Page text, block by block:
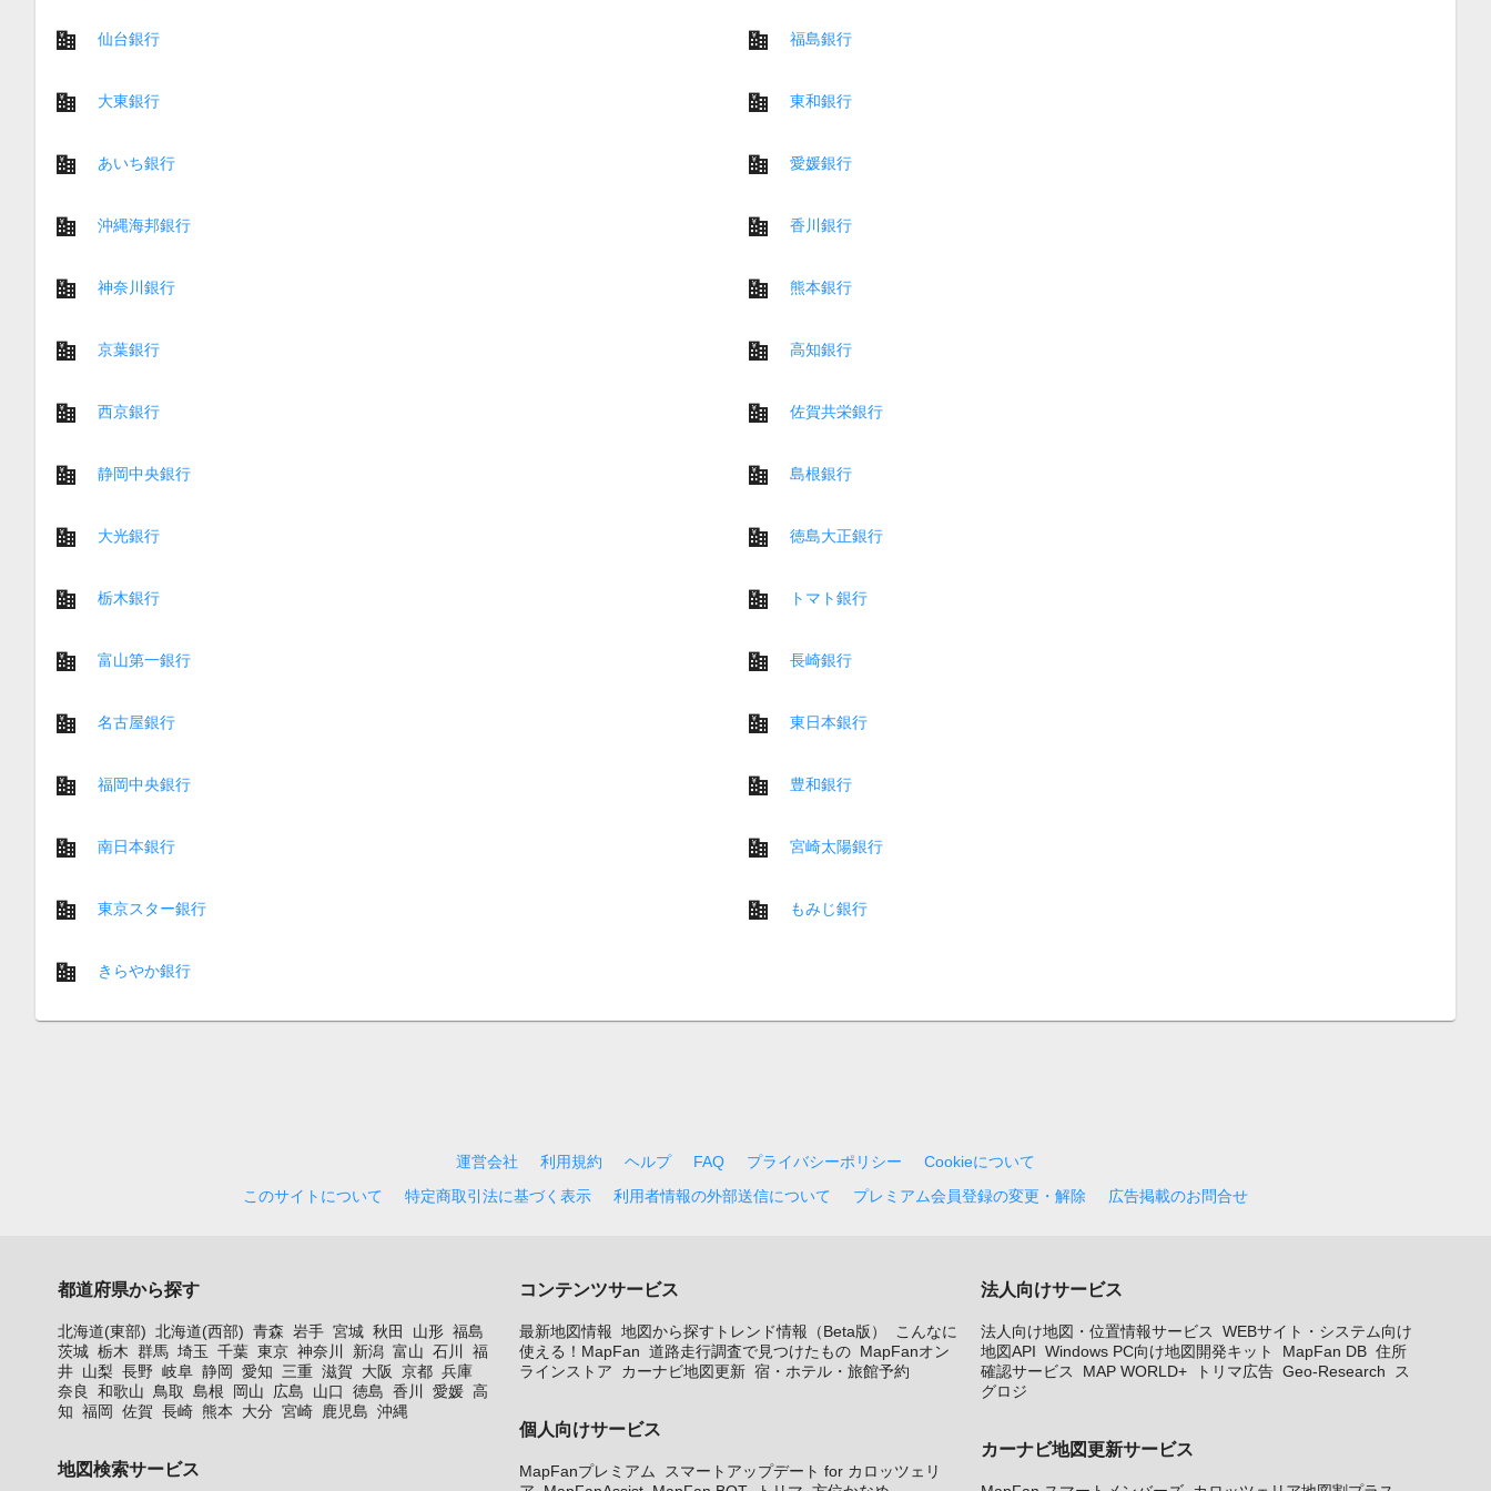
仙台銀行 福島銀行
大東銀行 東和銀行
あいち銀行 愛媛銀行
沖縄海邦銀行 香川銀行
神奈川銀行 熊本銀行
京葉銀行 高知銀行
西京銀行 佐賀共栄銀行
静岡中央銀行 島根銀行
大光銀行 徳島大正銀行
栃木銀行 トマト銀行
富山第一銀行 長崎銀行
名古屋銀行 東日本銀行
福岡中央銀行 豊和銀行
南日本銀行 宮崎太陽銀行
東京スター銀行 もみじ銀行
きらやか銀行
運営会社 利用規約 ヘルプ FAQ プライバシーポリシー
Cookieについて
このサイトについて
特定商取引法に基づく表示 利用者情報の外部送信について プレミアム会員登録の変更・解除 広告掲載のお問合せ
都道府県から探す
北海道(東部) 北海道(西部) 青森 岩手 宮城 秋田 山形 福島
茨城 栃木 群馬 埼玉 千葉 東京 神奈川 新潟 富山 石川
福
井 山梨 長野 岐阜 静岡 愛知 三重 滋賀 大阪 京都 兵庫
奈良
和歌山 鳥取 島根 岡山 広島 山口 徳島 香川 愛媛 高
知 福岡 佐賀 長崎 熊本 大分 宮崎 鹿児島 沖縄
地図検索サービス
コンテンツサービス
最新地図情報 地図から探すトレンド情報（Beta版）
こんなに
使える！MapFan 道路走行調査で見つけたもの MapFanオン
ラインストア
カーナビ地図更新 宿・ホテル・旅館予約
個人向けサービス
MapFanプレミアム
スマートアップデート for カロッツェリ
法人向けサービス
法人向け地図・位置情報サービス
WEBサイト・システム向け
地図API Windows PC向け地図開発キット MapFan DB 住所
確認サービス
MAP WORLD+ トリマ広告 Geo-Research
ス
グロジ
カーナビ地図更新サービス